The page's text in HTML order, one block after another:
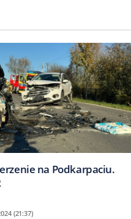
na Podkarpaciu.
(21:37)